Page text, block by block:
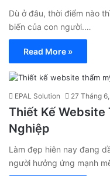
Dù ở đâu, thời điểm nào
biến của con người.…
Read More »
EPAL Solution 27 Tháng
Thiết Kế Website
Nghiệp
Làm đẹp hiên nay đang
người hưởng ứng mạnh